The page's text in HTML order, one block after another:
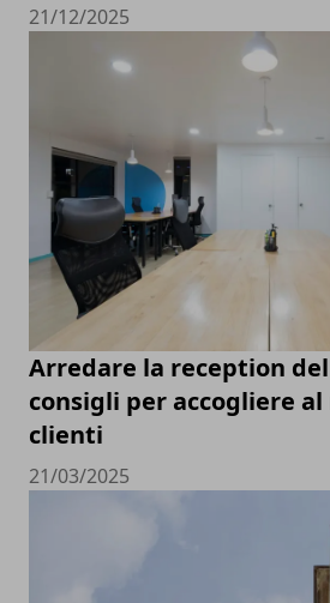
21/12/2025
Arredare la reception
consigli per accogliere
clienti
21/03/2025